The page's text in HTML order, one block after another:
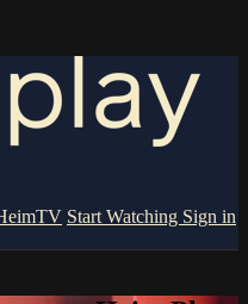
Start Watching Sign in